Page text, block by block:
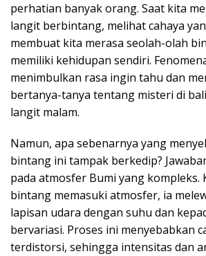
perhatian banyak orang. Saat kita
langit berbintang, melihat cahaya
membuat kita merasa seolah-olah
memiliki kehidupan sendiri.
menimbulkan rasa ingin tahu dan
bertanya-tanya tentang misteri di
langit malam.
Namun, apa sebenarnya yang
bintang ini tampak berkedip?
pada atmosfer Bumi yang kompleks.
bintang memasuki atmosfer, ia
lapisan udara dengan suhu dan
bervariasi. Proses ini menyebabkan
terdistorsi, sehingga intensitas dan